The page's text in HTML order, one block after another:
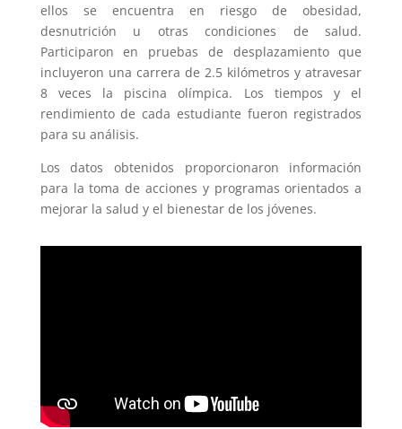
ellos se encuentra en riesgo de obesidad,
desnutrición u otras condiciones de salud.
Participaron en pruebas de desplazamiento que
incluyeron una carrera de 2.5 kilómetros y atravesar
8 veces la piscina olímpica. Los tiempos y el
rendimiento de cada estudiante fueron registrados
para su análisis.
Los datos obtenidos proporcionaron información
para la toma de acciones y programas orientados a
mejorar la salud y el bienestar de los jóvenes.